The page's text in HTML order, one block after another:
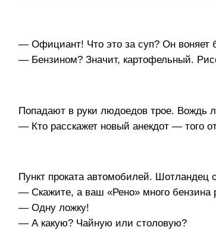
— Официант! Что это за суп? Он воняет
— Бензином? Значит, картофельный.
Попадают в руки людоедов трое. Вождь
— Кто расскажет новый анекдот — того
Пункт проката автомобилей. Шотландец
— Скажите, а ваш «Рено» много бензина
— Одну ложку!
— А какую? Чайную или столовую?